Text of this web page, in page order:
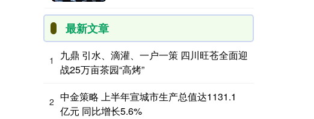
最新文章
1
九鼎 引水、滴灌、一户一策 四川旺苍全面迎
战25万亩茶园“高烤”
2 中金策略 上半年宣城市生产总值达1131.1
亿元 同比增长5.6%